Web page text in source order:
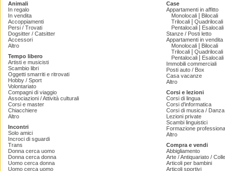
Animali
In regalo
In vendita
Accoppiamenti
Persi / Trovati
Dogsitter / Catsitter
Accessori
Altro
Tempo libero
Artisti e musicisti
Scambio libri
Oggetti smarriti e ritrovati
Hobby / Sport
Volontariato
Compagni di viaggio
Associazioni / Attività culturali
Corsi e master
Chiacchiere
Altro
Incontri
Solo amici
Incroci di sguardi
Trans
Donna cerca uomo
Donna cerca donna
Uomo cerca donna
Uomo cerca uomo
Case
Appartamenti in affitto
Monolocali
Bilocali
Trilocali
Quadrilocali
Pentalocali
Esalocali
Stanze / Posti letto
Appartamenti in vendita
Monolocali
Bilocali
Trilocali
Quadrilocali
Pentalocali
Esalocali
Immobili commerciali
Posti auto / Box
Casa vacanze
Altro
Corsi e lezioni
Corsi di lingua
Corsi d'informatica
Corsi di musica /
Lezioni private
Scambi linguistici
Formazione
Altro
Compra e vendi
Abbigliamento
Arte / Antiquariato /
Articoli per bambini
Articoli sportivi